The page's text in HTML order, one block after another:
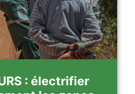
: électrifier